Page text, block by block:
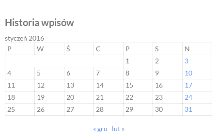
Historia wpisów
styczeń 2016
P
W Ś C P S
N
1
2
3
4
5 6 7 8 9
10
11
12 13 14 15 16
17
18
19 20 21 22 23
24
25
26 27 28 29 30 31
« gru lut »